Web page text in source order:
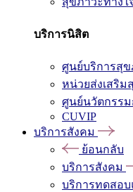
บริการนิสิต
ศูนย์บริการสุ
หน่วยส่งเสริม
ศูนย์นวัตกรรม
CUVIP
บริการสังคม
ย้อนกลับ
บริการสังคม
บริการทดสอบ